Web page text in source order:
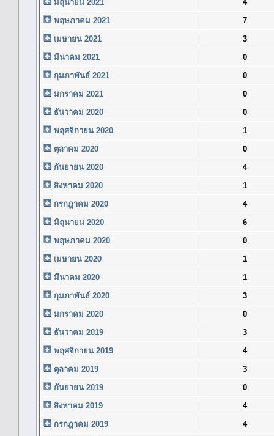
มิถุนายน 2021
4
พฤษภาคม 2021
7
เมษายน 2021
3
มีนาคม 2021
0
กุมภาพันธ์ 2021
0
มกราคม 2021
0
ธันวาคม 2020
0
พฤศจิกายน 2020
1
ตุลาคม 2020
0
กันยายน 2020
4
สิงหาคม 2020
1
กรกฎาคม 2020
4
มิถุนายน 2020
6
พฤษภาคม 2020
0
เมษายน 2020
1
มีนาคม 2020
1
กุมภาพันธ์ 2020
3
มกราคม 2020
0
ธันวาคม 2019
3
พฤศจิกายน 2019
4
ตุลาคม 2019
3
กันยายน 2019
0
สิงหาคม 2019
4
กรกฎาคม 2019
4